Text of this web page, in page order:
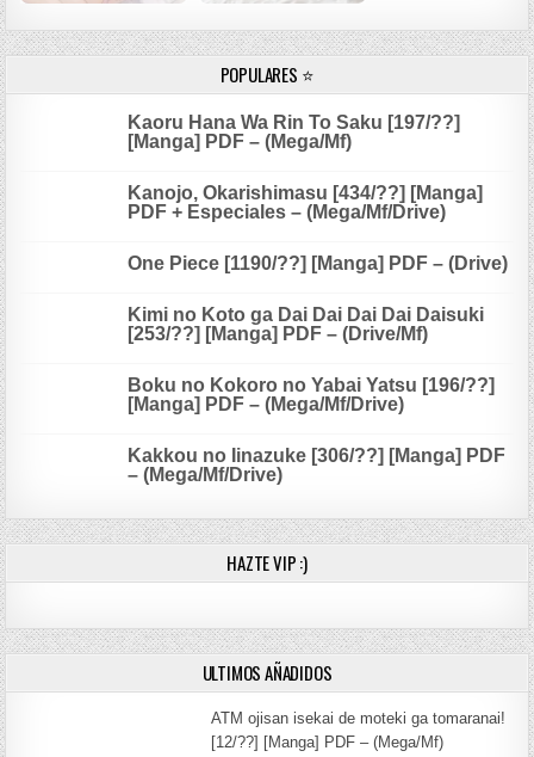
POPULARES ⭐
Kaoru Hana Wa Rin To Saku [197/??]
[Manga] PDF – (Mega/Mf)
Kanojo, Okarishimasu [434/??] [Manga]
PDF + Especiales – (Mega/Mf/Drive)
One Piece [1190/??] [Manga] PDF – (Drive)
Kimi no Koto ga Dai Dai Dai Dai Daisuki
[253/??] [Manga] PDF – (Drive/Mf)
Boku no Kokoro no Yabai Yatsu [196/??]
[Manga] PDF – (Mega/Mf/Drive)
Kakkou no Iinazuke [306/??] [Manga] PDF
– (Mega/Mf/Drive)
HAZTE VIP :)
ULTIMOS AÑADIDOS
ATM ojisan isekai de moteki ga tomaranai!
[12/??] [Manga] PDF – (Mega/Mf)